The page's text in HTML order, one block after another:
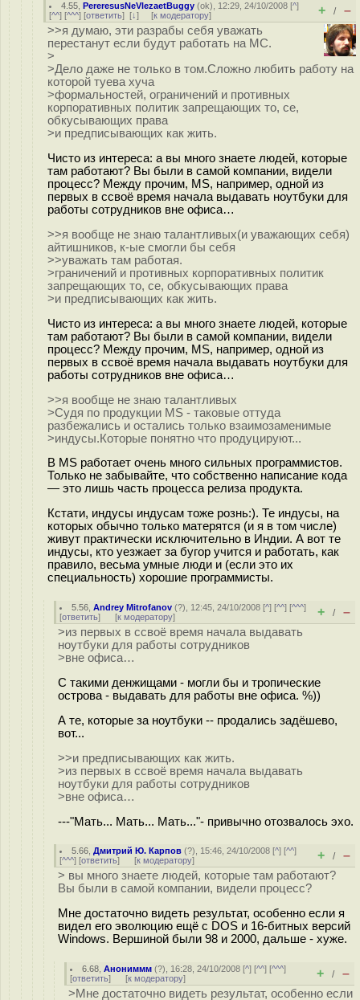
4.55 ,PereresusNeVlezaetBuggy (ok), 12:29, 24/10/2008 [^]
[^^] [^^^] [ответить] [↓] [к модератору] + / –
>>я думаю, эти разрабы себя уважать
перестанут если будут работать на МС.
>
>Дело даже не только в том.Сложно любить работу на
которой туева хуча
>формальностей, ограничений и противных
корпоративных политик запрещающих то, се,
обкусывающих права
>и предписывающих как жить.
Чисто из интереса: а вы много знаете людей, которые
там работают? Вы были в самой компании, видели
процесс? Между прочим, MS, например, одной из
первых в ссвоё время начала выдавать ноутбуки для
работы сотрудников вне офиса…
>>я вообще не знаю талантливых(и уважающих себя)
айтишников, к-ые смогли бы себя
>>уважать там работая.
>граничений и противных корпоративных политик
запрещающих то, се, обкусывающих права
>и предписывающих как жить.
Чисто из интереса: а вы много знаете людей, которые
там работают? Вы были в самой компании, видели
процесс? Между прочим, MS, например, одной из
первых в ссвоё время начала выдавать ноутбуки для
работы сотрудников вне офиса…
>>я вообще не знаю талантливых
>Судя по продукции MS - таковые оттуда
разбежались и остались только взаимозаменимые
>индусы.Которые понятно что продуцируют...
В MS работает очень много сильных программистов.
Только не забывайте, что собственно написание кода
— это лишь часть процесса релиза продукта.
Кстати, индусы индусам тоже рознь:). Те индусы, на
которых обычно только матерятся (и я в том числе)
живут практически исключительно в Индии. А вот те
индусы, кто уезжает за бугор учится и работать, как
правило, весьма умные люди и (если это их
специальность) хорошие программисты.
5.56 ,Andrey Mitrofanov (?), 12:45, 24/10/2008 [^] [^^] [^^^]
[ответить] [к модератору] + / –
>из первых в ссвоё время начала выдавать
ноутбуки для работы сотрудников
>вне офиса…
С такими денжищами - могли бы и тропические
острова - выдавать для работы вне офиса. %))
А те, которые за ноутбуки -- продались задёшево,
вот...
>>и предписывающих как жить.
>из первых в ссвоё время начала выдавать
ноутбуки для работы сотрудников
>вне офиса…
---"Мать... Мать... Мать..."- привычно отозвалось эхо.
5.66 ,Дмитрий Ю. Карпов (?), 15:46, 24/10/2008 [^] [^^]
[^^^] [ответить] [к модератору] + / –
> вы много знаете людей, которые там работают?
Вы были в самой компании, видели процесс?
Мне достаточно видеть результат, особенно если я
видел его эволюцию ещё с DOS и 16-битных версий
Windows. Вершиной были 98 и 2000, дальше - хуже.
6.68 ,Анониммм (?), 16:28, 24/10/2008 [^] [^^] [^^^]
[ответить] [к модератору] + / –
>Мне достаточно видеть результат, особенно если